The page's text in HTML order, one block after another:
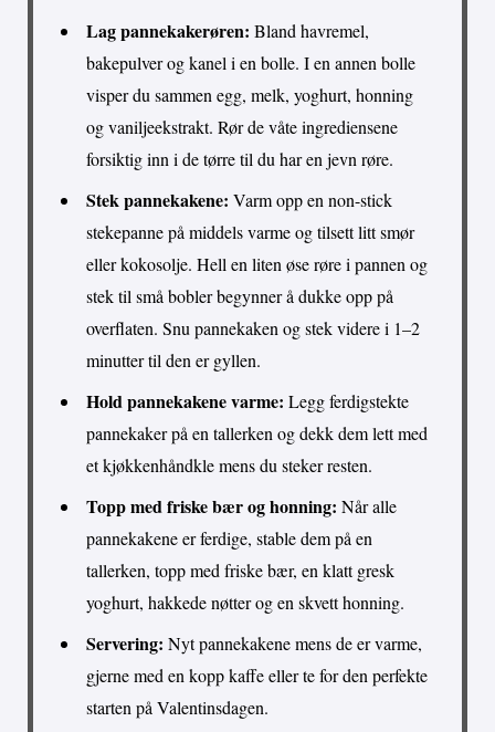
Lag pannekakerøren: Bland havremel,
bakepulver og kanel i en bolle. I en annen bolle
visper du sammen egg, melk, yoghurt, honning
og vaniljeekstrakt. Rør de våte ingrediensene
forsiktig inn i de tørre til du har en jevn røre.
Stek pannekakene: Varm opp en non-stick
stekepanne på middels varme og tilsett litt smør
eller kokosolje. Hell en liten øse røre i pannen og
stek til små bobler begynner å dukke opp på
overflaten. Snu pannekaken og stek videre i 1–2
minutter til den er gyllen.
Hold pannekakene varme: Legg ferdigstekte
pannekaker på en tallerken og dekk dem lett med
et kjøkkenhåndkle mens du steker resten.
Topp med friske bær og honning: Når alle
pannekakene er ferdige, stable dem på en
tallerken, topp med friske bær, en klatt gresk
yoghurt, hakkede nøtter og en skvett honning.
Servering: Nyt pannekakene mens de er varme,
gjerne med en kopp kaffe eller te for den perfekte
starten på Valentinsdagen.